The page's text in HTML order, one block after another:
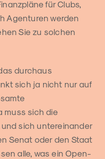
für Clubs,
Agenturen werden
Sie zu solchen
durchaus
sich ja nicht nur auf
muss sich die
sich untereinander
Senat oder den Staat
alle, was ein Open-